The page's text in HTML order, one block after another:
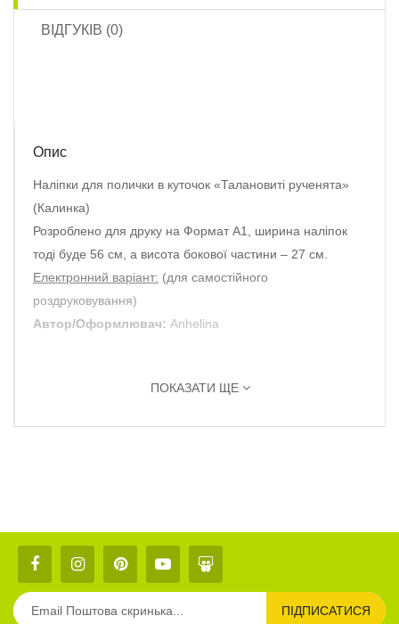
ВІДГУКІВ (0)
Опис
Наліпки для полички в куточок «Талановиті рученята»
(Калинка)
Розроблено для друку на Формат А1, ширина наліпок
тоді буде 56 см, а висота бокової частини – 27 см.
Електронний варіант: (для самостійного
роздруковування)
Автор/Оформлювач: Anhelina
ПОКАЗАТИ ЩЕ
ПІДПИСАТИСЯ